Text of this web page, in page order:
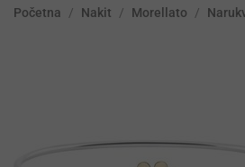
Početna / Nakit / Morellato /